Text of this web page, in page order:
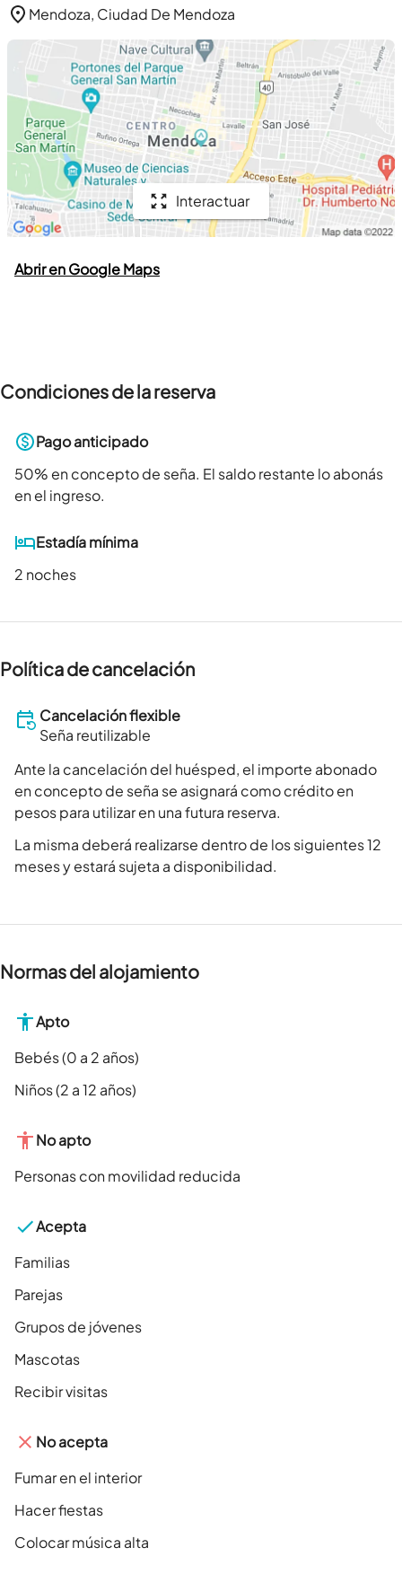
Mendoza, Ciudad De Mendoza
Interactuar
Abrir en Google Maps
Condiciones de la reserva
Pago anticipado
50% en concepto de seña. El saldo restante lo abonás
en el ingreso.
Estadía mínima
2 noches
Política de cancelación
Cancelación flexible
Seña reutilizable
Ante la cancelación del huésped, el importe abonado
en concepto de seña se asignará como crédito en
pesos para utilizar en una futura reserva.
La misma deberá realizarse dentro de los siguientes 12
meses y estará sujeta a disponibilidad.
Normas del alojamiento
Apto
Bebés (0 a 2 años)
Niños (2 a 12 años)
No apto
Personas con movilidad reducida
Acepta
Familias
Parejas
Grupos de jóvenes
Mascotas
Recibir visitas
No acepta
Fumar en el interior
Hacer fiestas
Colocar música alta